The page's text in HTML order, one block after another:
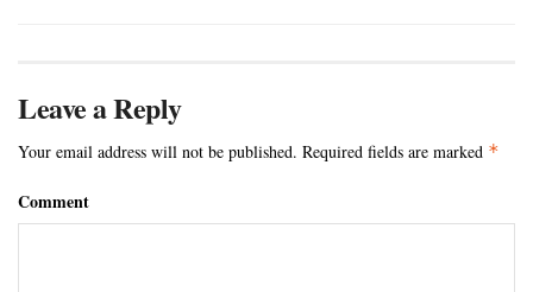
Leave a Reply
Your email address will not be published. Required fields are marked *
Comment